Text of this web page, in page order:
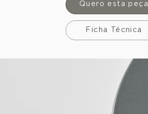
Quero esta peça
Ficha Técnica